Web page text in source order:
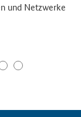
und Netz­wer­ke